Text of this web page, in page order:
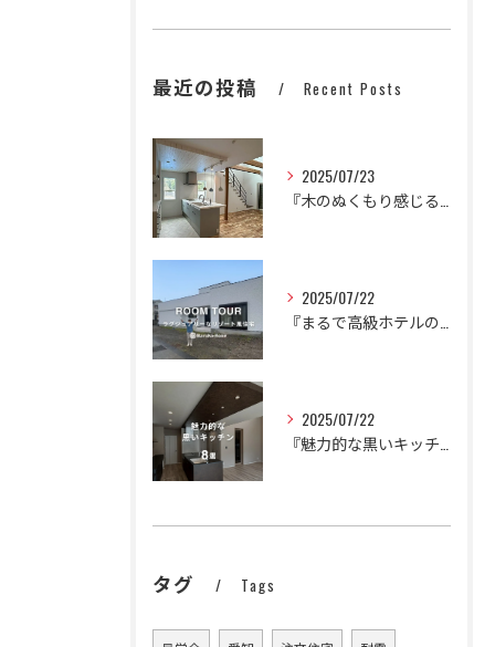
最近の投稿 Recent Posts
2025/07/23
2025/07/22
2025/07/22
タグ Tags